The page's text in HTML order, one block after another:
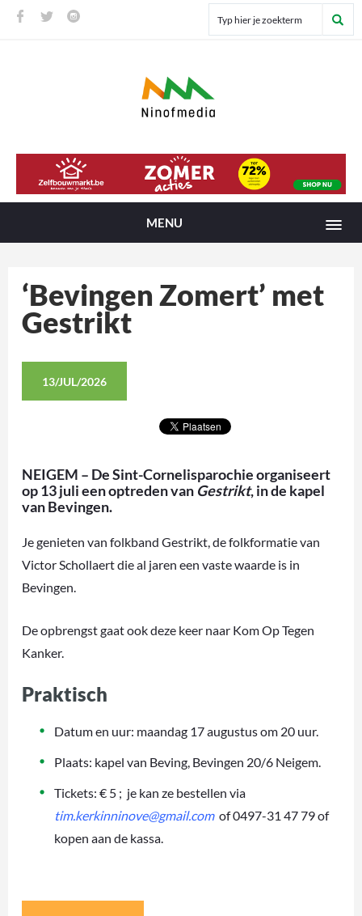
MENU
‘Bevingen Zomert’ met
Gestrikt
13/JUL/2026
NEIGEM – De Sint-Cornelisparochie organiseert
op 13 juli een optreden van Gestrikt, in de kapel
van Bevingen.
Je genieten van folkband Gestrikt, de folkformatie van
Victor Schollaert die al jaren een vaste waarde is in
Bevingen.
De opbrengst gaat ook deze keer naar Kom Op Tegen
Kanker.
Praktisch
Datum en uur: maandag 17 augustus om 20 uur.
Plaats: kapel van Beving, Bevingen 20/6 Neigem.
Tickets: € 5 ; je kan ze bestellen via
tim.kerkinninove@gmail.comof 0497-31 47 79 of
kopen aan de kassa.